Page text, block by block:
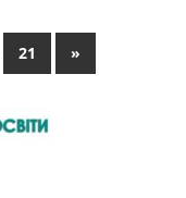
21
Наступні
записи
»